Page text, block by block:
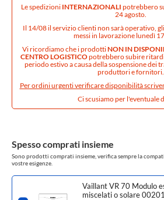
Le spedizioni INTERNAZIONALI potrebbero
24 agosto.
Il 14/08 il servizio clienti non sarà operativo,
messi in lavorazione lunedì
Vi ricordiamo che i prodottiNON IN
CENTRO LOGISTICOpotrebbero subire
periodo estivo a causa della sospensione dei
produttori e fornitori.
Per ordini urgenti verificare disponibilità
Ci scusiamo per l'eventuale
Spesso comprati insieme
Sono prodotti comprati insieme, verifica sempre la
vostre esigenze.
Vaillant VR 70 Modulo
miscelati o solare